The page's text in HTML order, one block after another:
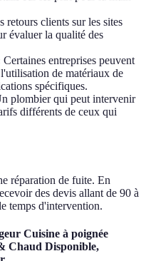
retours clients sur les sites
évaluer la qualité des
Certaines entreprises peuvent
de matériaux de
spécifiques.
plombier qui peut intervenir
différents de ceux qui
réparation de fuite. En
des devis allant de 90 à
temps d'intervention.
Cuisine à poignée
Chaud Disponible,